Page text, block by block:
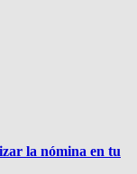
la nómina en tu